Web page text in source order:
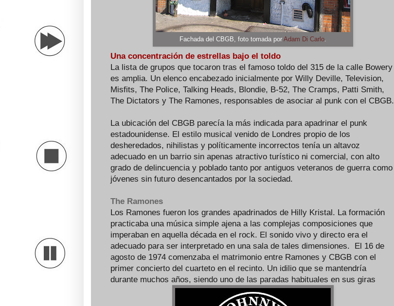
Fachada del CBGB, foto tomada por Adam Di Carlo.
Una concentración de estrellas bajo el toldo
La lista de grupos que tocaron tras el famoso toldo del 315 de la calle Bowery
es amplia. Un elenco encabezado inicialmente por Willy Deville, Television,
Misfits, The Police, Talking Heads, Blondie, B-52, The Cramps, Patti Smith,
The Dictators y The Ramones, responsables de asociar al punk con el CBGB.
La ubicación del CBGB parecía la más indicada para apadrinar el punk
estadounidense. El estilo musical venido de Londres propio de los
desheredados, nihilistas y políticamente incorrectos tenía un altavoz
adecuado en un barrio sin apenas atractivo turístico ni comercial, con alto
grado de delincuencia y poblado tanto por antiguos veteranos de guerra como
jóvenes sin futuro desencantados por la sociedad.
The Ramones
Los Ramones fueron los grandes apadrinados de Hilly Kristal. La formación
practicaba una música simple ajena a las complejas composiciones que
imperaban en aquella década en el rock. El sonido vivo y directo era el
adecuado para ser interpretado en una sala de tales dimensiones. El 16 de
agosto de 1974 comenzaba el matrimonio entre Ramones y CBGB con el
primer concierto del cuarteto en el recinto. Un idilio que se mantendría
durante muchos años, siendo uno de las paradas habituales en sus giras